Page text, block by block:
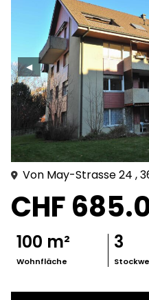
◀
Von May-Strasse24 ,
CHF
100 m²
Wohnfläche
3